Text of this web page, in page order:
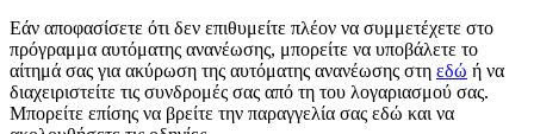
Εάν αποφασίσετε ότι δεν επιθυμείτε πλέον να συμμετέχετε στο
πρόγραμμα αυτόματης ανανέωσης, μπορείτε να υποβάλετε το
αίτημά σας για ακύρωση της αυτόματης ανανέωσης στη εδώ ή να
διαχειριστείτε τις συνδρομές σας από τη του λογαριασμού σας.
Μπορείτε επίσης να βρείτε την παραγγελία σας εδώ και να